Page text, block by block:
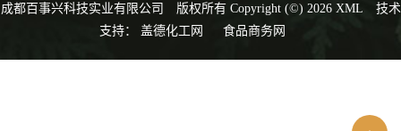
成都百事兴科技实业有限公司 版权所有 Copyright (©) 2026 XML
技术
支持： 盖德化工网 食品商务网